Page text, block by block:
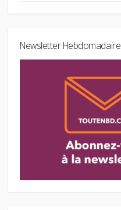
Newsletter Hebdomadaire